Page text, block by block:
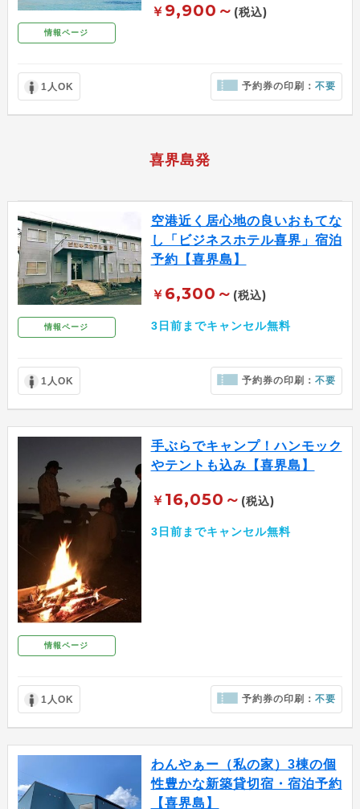
情報ページ
￥ 9,900～ (税込)
1人OK 予約券の印刷：不要
喜界島発
情報ページ
空港近く居心地の良いおもてな
し「ビジネスホテル喜界」宿泊
予約【喜界島】
￥ 6,300～ (税込)
3日前までキャンセル無料
1人OK 予約券の印刷：不要
情報ページ
手ぶらでキャンプ！ハンモック
やテントも込み【喜界島】
￥ 16,050～ (税込)
3日前までキャンセル無料
1人OK 予約券の印刷：不要
わんやぁー（私の家）3棟の個
性豊かな新築貸切宿・宿泊予約
【喜界島】